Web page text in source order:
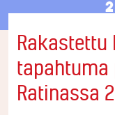
Rakastettu
tapahtuma
Ratinassa